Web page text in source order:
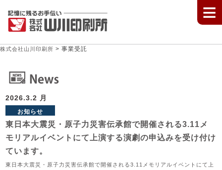
≡
株式会社山川印刷所 > 事業受託
2026.3.2 月
お知らせ
東日本大震災・原子力災害伝承館で開催される3.11メ
モリアルイベントにて上演する演劇の申込みを受け付け
ています。
東日本大震災・原子力災害伝承館で開催される3.11メモリアルイベントにて上